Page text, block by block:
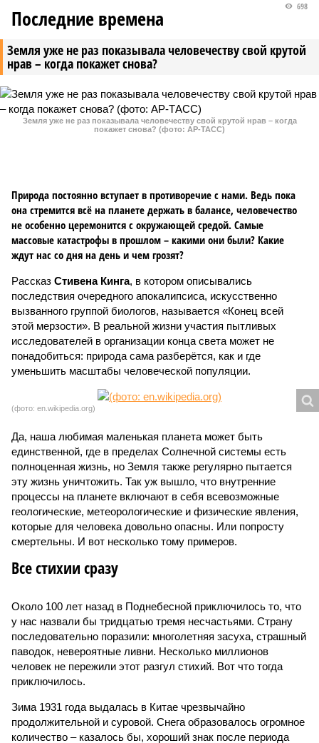
Земля уже не раз показывала человечеству свой крутой
нрав – когда покажет снова?
698
Последние времена
Земля уже не раз показывала человечеству свой крутой нрав – когда
покажет снова? (фото: АР-ТАСС)
Природа постоянно вступает в противоречие с нами. Ведь пока
она стремится всё на планете держать в балансе, человечество
не особенно церемонится с окружающей средой. Самые
массовые катастрофы в прошлом – какими они были? Какие
ждут нас со дня на день и чем грозят?
Рассказ Стивена Кинга, в котором описывались
последствия очередного апокалипсиса, искусственно
вызванного группой биологов, называется «Конец всей
этой мерзости». В реальной жизни участия пытливых
исследователей в организации конца света может не
понадобиться: природа сама разберётся, как и где
уменьшить масштабы человеческой популяции.
(фото: en.wikipedia.org)
Да, наша любимая маленькая планета может быть
единственной, где в пределах Солнечной системы есть
полноценная жизнь, но Земля также регулярно пытается
эту жизнь уничтожить. Так уж вышло, что внутренние
процессы на планете включают в себя всевозможные
геологические, метеорологические и физические явления,
которые для человека довольно опасны. Или попросту
смертельны. И вот несколько тому примеров.
Все стихии сразу
Около 100 лет назад в Поднебесной приключилось то, что
у нас назвали бы тридцатью тремя несчастьями. Страну
последовательно поразили: многолетняя засуха, страшный
паводок, невероятные ливни. Несколько миллионов
человек не пережили этот разгул стихий. Вот что тогда
приключилось.
Зима 1931 года выдалась в Китае чрезвычайно
продолжительной и суровой. Снега образовалось огромное
количество – казалось бы, хороший знак после периода